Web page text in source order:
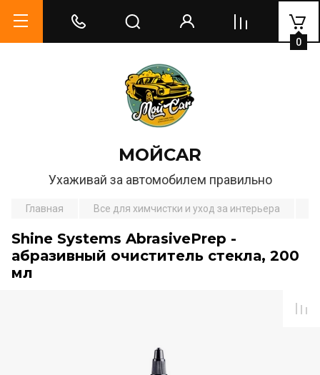
МОЙCAR
Ухаживай за автомобилем правильно
0
Главная Все для химчистки и уход за интерьера
Shine Systems AbrasivePrep -
абразивный очиститель стекла, 200
мл